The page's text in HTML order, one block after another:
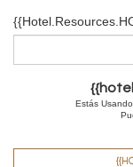
Estás